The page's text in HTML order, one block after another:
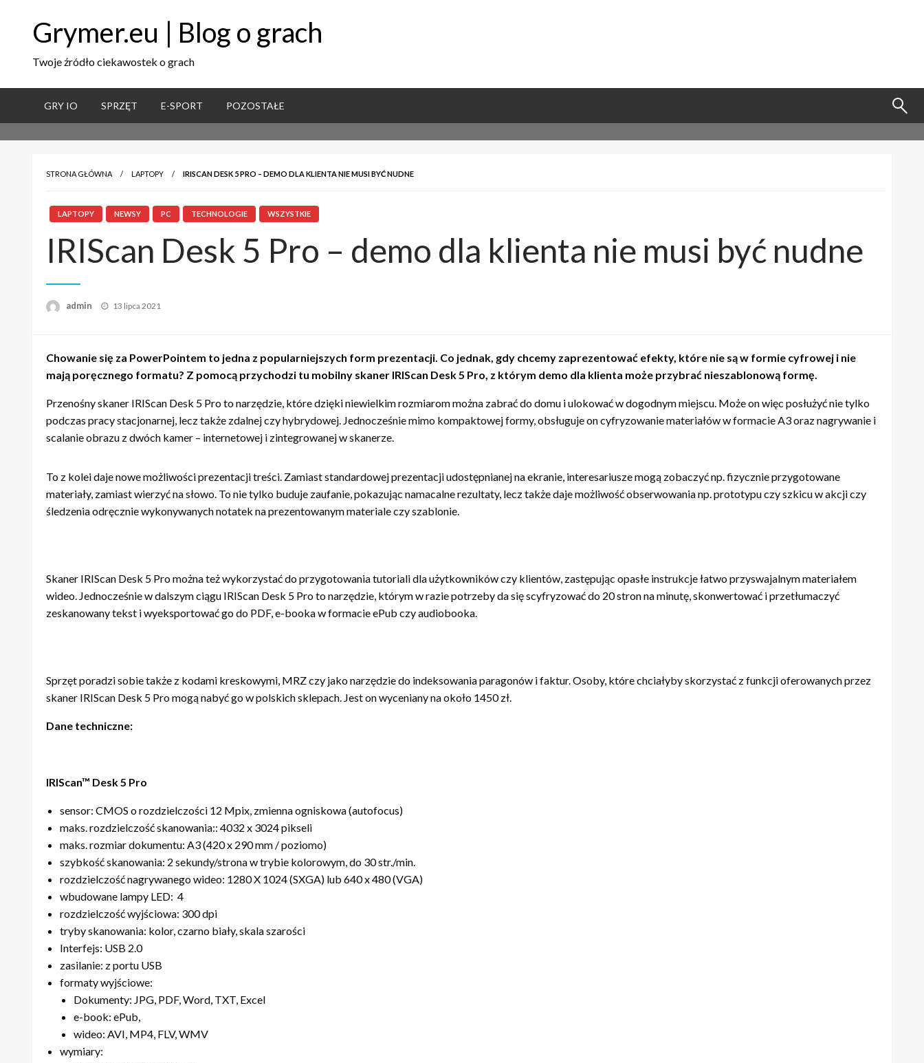
Grymer.eu | Blog o grach
Twoje źródło ciekawostek o grach
GRY IO SPRZĘT E-SPORT POZOSTAŁE
STRONA GŁÓWNA LAPTOPY IRISCAN DESK 5 PRO – DEMO DLA KLIENTA NIE MUSI BYĆ NUDNE
LAPTOPY NEWSY PC TECHNOLOGIE WSZYSTKIE
IRIScan Desk 5 Pro – demo dla klienta nie musi być nudne
admin Napisano
13 lipca 2021
Chowanie się za PowerPointem to jedna z popularniejszych form prezentacji. Co jednak, gdy chcemy zaprezentować efekty, które nie są w formie cyfrowej i nie
mają poręcznego formatu? Z pomocą przychodzi tu mobilny skaner IRIScan Desk 5 Pro, z którym demo dla klienta może przybrać nieszablonową formę.
Przenośny skaner IRIScan Desk 5 Pro to narzędzie, które dzięki niewielkim rozmiarom można zabrać do domu i ulokować w dogodnym miejscu. Może on więc posłużyć nie tylko
podczas pracy stacjonarnej, lecz także zdalnej czy hybrydowej. Jednocześnie mimo kompaktowej formy, obsługuje on cyfryzowanie materiałów w formacie A3 oraz nagrywanie i
scalanie obrazu z dwóch kamer – internetowej i zintegrowanej w skanerze.
To z kolei daje nowe możliwości prezentacji treści. Zamiast standardowej prezentacji udostępnianej na ekranie, interesariusze mogą zobaczyć np. fizycznie przygotowane
materiały, zamiast wierzyć na słowo. To nie tylko buduje zaufanie, pokazując namacalne rezultaty, lecz także daje możliwość obserwowania np. prototypu czy szkicu w akcji czy
śledzenia odręcznie wykonywanych notatek na prezentowanym materiale czy szablonie.
Skaner IRIScan Desk 5 Pro można też wykorzystać do przygotowania tutoriali dla użytkowników czy klientów, zastępując opasłe instrukcje łatwo przyswajalnym materiałem
wideo. Jednocześnie w dalszym ciągu IRIScan Desk 5 Pro to narzędzie, którym w razie potrzeby da się scyfryzować do 20 stron na minutę, skonwertować i przetłumaczyć
zeskanowany tekst i wyeksportować go do PDF, e-booka w formacie ePub czy audiobooka.
Sprzęt poradzi sobie także z kodami kreskowymi, MRZ czy jako narzędzie do indeksowania paragonów i faktur. Osoby, które chciałyby skorzystać z funkcji oferowanych przez
skaner IRIScan Desk 5 Pro mogą nabyć go w polskich sklepach. Jest on wyceniany na około 1450 zł.
Dane techniczne:
IRIScan™ Desk 5 Pro
sensor: CMOS o rozdzielczości 12 Mpix, zmienna ogniskowa (autofocus)
maks. rozdzielczość skanowania:: 4032 x 3024 pikseli
maks. rozmiar dokumentu: A3 (420 x 290 mm / poziomo)
szybkość skanowania: 2 sekundy/strona w trybie kolorowym, do 30 str./min.
rozdzielczość nagrywanego wideo: 1280 X 1024 (SXGA) lub 640 x 480 (VGA)
wbudowane lampy LED: 4
rozdzielczość wyjściowa: 300 dpi
tryby skanowania: kolor, czarno biały, skala szarości
Interfejs: USB 2.0
zasilanie: z portu USB
formaty wyjściowe:
Dokumenty: JPG, PDF, Word, TXT, Excel
e-book: ePub,
wideo: AVI, MP4, FLV, WMV
wymiary: